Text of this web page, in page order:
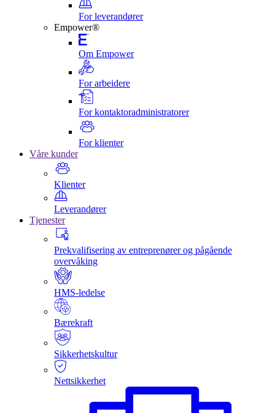
For leverandører
Empower®
Om Empower
For arbeidere
For kontaktoradministratorer
For klienter
Våre kunder
Klienter
Leverandører
Tjenester
Prekvalifisering av entreprenører og pågående
overvåking
HMS-ledelse
Bærekraft
Sikkerhetskultur
Nettsikkerhet